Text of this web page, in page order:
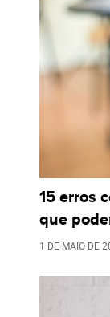
15 erros
que
1 DE MAIO DE